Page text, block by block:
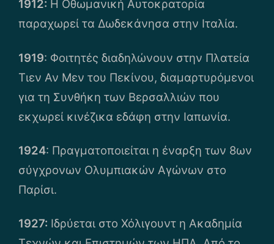
1912: Η Οθωμανική Αυτοκρατορία
παραχωρεί τα Δωδεκάνησα στην Ιταλία.
1919: Φοιτητές διαδηλώνουν στην Πλατεία
Τιεν Αν Μεν του Πεκίνου, διαμαρτυρόμενοι
για τη Συνθήκη των Βερσαλλιών που
εκχωρεί κινέζικα εδάφη στην Ιαπωνία.
1924: Πραγματοποιείται η έναρξη των 8ων
σύγχρονων Ολυμπιακών Αγώνων στο
Παρίσι.
1927: Ιδρύεται στο Χόλιγουντ η Ακαδημία